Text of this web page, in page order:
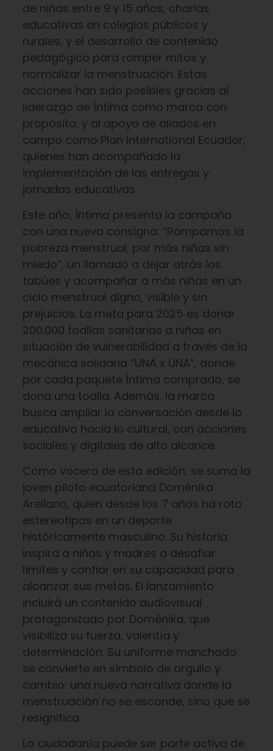
de niñas entre 9 y 15 años, charlas
educativas en colegios públicos y
rurales, y el desarrollo de contenido
pedagógico para romper mitos y
normalizar la menstruación. Estas
acciones han sido posibles gracias al
liderazgo de Íntima como marca con
propósito, y al apoyo de aliados en
campo como Plan International Ecuador,
quienes han acompañado la
implementación de las entregas y
jornadas educativas.
Este año, Íntima presenta la campaña
con una nueva consigna: “Rompamos la
pobreza menstrual, por más niñas sin
miedo”, un llamado a dejar atrás los
tabúes y acompañar a más niñas en un
ciclo menstrual digno, visible y sin
prejuicios. La meta para 2025 es donar
200.000 toallas sanitarias a niñas en
situación de vulnerabilidad a través de la
mecánica solidaria “UNA x UNA”, donde
por cada paquete Íntima comprado, se
dona una toalla. Además, la marca
busca ampliar la conversación desde lo
educativo hacia lo cultural, con acciones
sociales y digitales de alto alcance.
Como vocera de esta edición, se suma la
joven piloto ecuatoriana Doménika
Arellano, quien desde los 7 años ha roto
estereotipos en un deporte
históricamente masculino. Su historia
inspira a niñas y madres a desafiar
límites y confiar en su capacidad para
alcanzar sus metas. El lanzamiento
incluirá un contenido audiovisual
protagonizado por Doménika, que
visibiliza su fuerza, valentía y
determinación. Su uniforme manchado
se convierte en símbolo de orgullo y
cambio: una nueva narrativa donde la
menstruación no se esconde, sino que se
resignifica.
La ciudadanía puede ser parte activa de